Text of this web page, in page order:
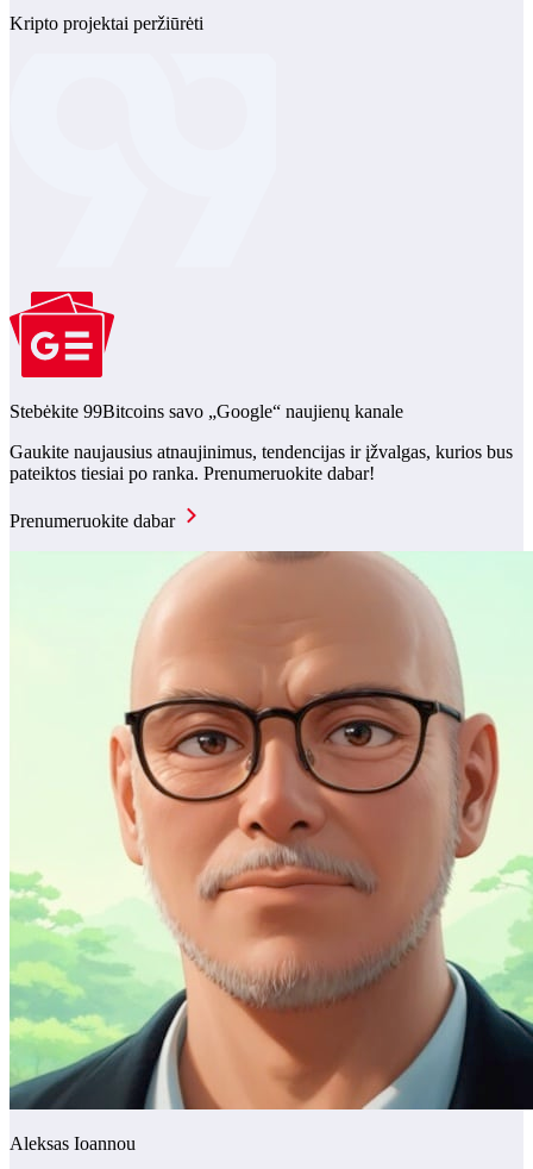
Kripto projektai peržiūrėti
Stebėkite 99Bitcoins savo „Google“ naujienų kanale
Gaukite naujausius atnaujinimus, tendencijas ir įžvalgas, kurios bus
pateiktos tiesiai po ranka. Prenumeruokite dabar!
Prenumeruokite dabar
Aleksas Ioannou